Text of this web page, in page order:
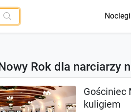
Noclegi
Rok dla narciarzy
Gościniec
kuligiem